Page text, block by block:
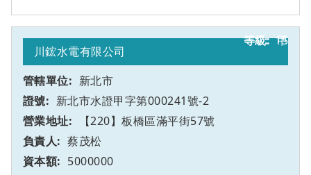
15
川鋐水電有限公司
新北市
新北市水證甲字第000241號-2
【220】板橋區滿平街57號
甲
蔡茂松
5000000